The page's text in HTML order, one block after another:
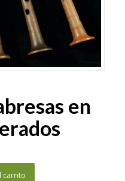
en
carrito